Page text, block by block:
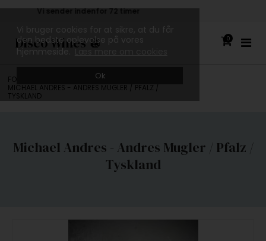
Vi bruger cookies for at sikre, at du får
den bedste oplevelse på vores
hjemmeside. Læs mere om cookies
Ok
Kvalitetsvin hele vejen igennem
Disco Wines 🪩 0
FORSIDE PRODUCENTER
MICHAEL ANDRES - ANDRES MUGLER / PFALZ /
TYSKLAND
Michael Andres - Andres Mugler / Pfalz /
Tyskland